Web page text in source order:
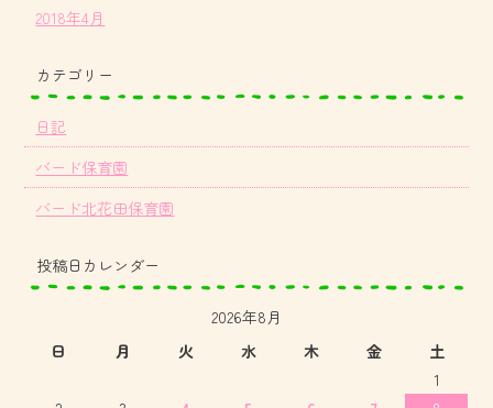
2018年4月
カテゴリー
日記
バード保育園
バード北花田保育園
投稿日カレンダー
2026年8月
日
月 火 水 木 金
土
1